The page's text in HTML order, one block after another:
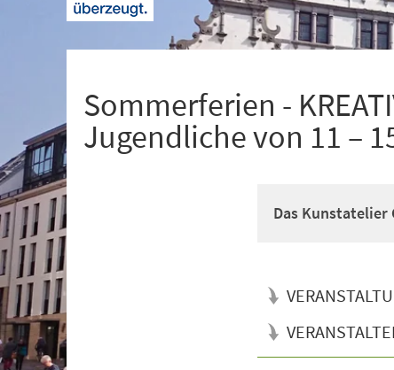
Sommerferien -
Jugendliche von 11 –
Das Kunstatelier